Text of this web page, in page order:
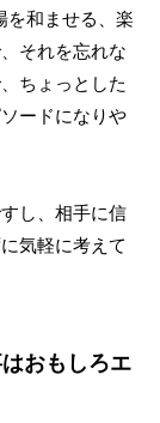
を和ませる、楽
それを忘れな
ちょっとした
ードになりや
し、相手に信
気軽に考えて
おもしろエ